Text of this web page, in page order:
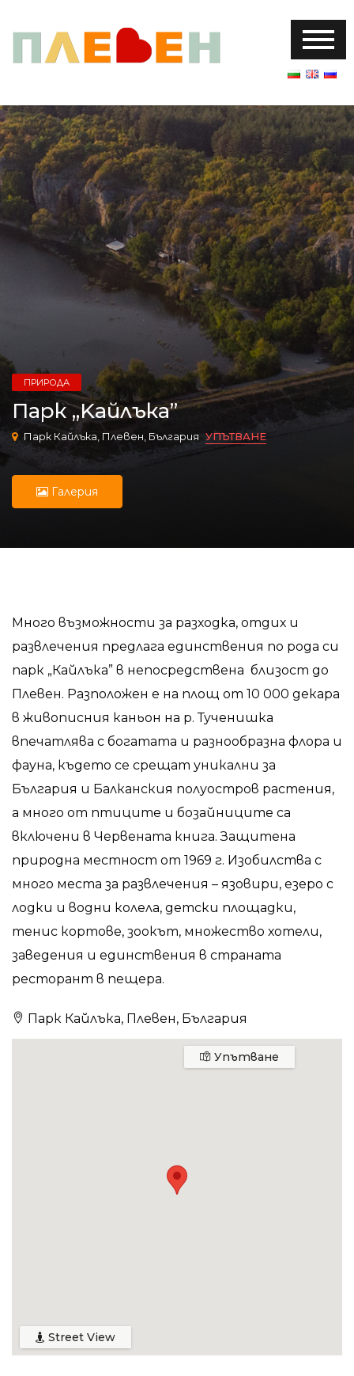
ПРИРОДА
Парк „Kайлъка”
Парк Кайлъка, Плевен, България УПЪТВАНЕ
Галерия
Много възможности за разходка, отдих и
развлечения предлага единствения по рода си
парк „Кайлъка” в непосредствена близост до
Плевен. Разположен е на площ от 10 000 декара
в живописния каньон на р. Тученишка
впечатлява с богатата и разнообразна флора и
фауна, където се срещат уникални за
България и Балканския полуостров растения,
а много от птиците и бозайниците са
включени в Червената книга. Защитена
природна местност от 1969 г. Изобилства с
много места за развлечения – язовири, езеро с
лодки и водни колела, детски площадки,
тенис кортове, зоокът, множество хотели,
заведения и единствения в страната
ресторант в пещера.
Парк Кайлъка, Плевен, България
Street View
Упътване